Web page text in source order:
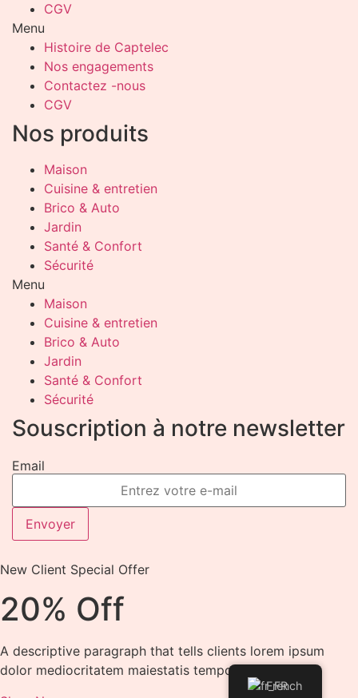
CGV
Menu
Histoire de Captelec
Nos engagements
Contactez -nous
CGV
Nos produits
Maison
Cuisine & entretien
Brico & Auto
Jardin
Santé & Confort
Sécurité
Menu
Maison
Cuisine & entretien
Brico & Auto
Jardin
Santé & Confort
Sécurité
Souscription à notre newsletter
Email
Envoyer
French
New Client Special Offer
20% Off
A descriptive paragraph that tells clients lorem ipsum
dolor mediocritatem maiestatis tempor